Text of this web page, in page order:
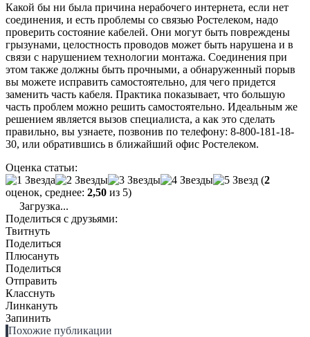
Какой бы ни была причина нерабочего интернета, если нет
соединения, и есть проблемы со связью Ростелеком, надо
проверить состояние кабелей. Они могут быть повреждены
грызунами, целостность проводов может быть нарушена и в
связи с нарушением технологии монтажа. Соединения при
этом также должны быть прочными, а обнаруженный порыв
вы можете исправить самостоятельно, для чего придется
заменить часть кабеля. Практика показывает, что большую
часть проблем можно решить самостоятельно. Идеальным же
решением является вызов специалиста, а как это сделать
правильно, вы узнаете, позвонив по телефону: 8-800-181-18-
30, или обратившись в ближайший офис Ростелеком.
Оценка статьи:
(2
оценок, среднее: 2,50 из 5)
Загрузка...
Поделиться с друзьями:
Твитнуть
Поделиться
Плюсануть
Поделиться
Отправить
Класснуть
Линкануть
Запинить
Похожие публикации